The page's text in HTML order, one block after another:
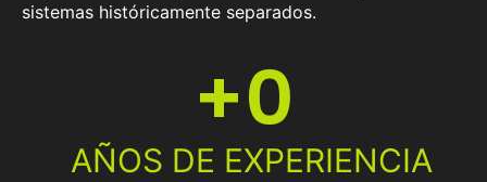
sistemas históricamente separados.
+0
AÑOS DE EXPERIENCIA